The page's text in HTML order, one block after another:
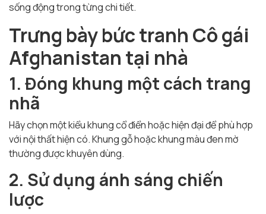
sống động trong từng chi tiết.
Trưng bày bức tranh Cô gái
Afghanistan tại nhà
1. Đóng khung một cách trang
nhã
Hãy chọn một kiểu khung cổ điển hoặc hiện đại để phù hợp
với nội thất hiện có. Khung gỗ hoặc khung màu đen mờ
thường được khuyên dùng.
2. Sử dụng ánh sáng chiến
lược